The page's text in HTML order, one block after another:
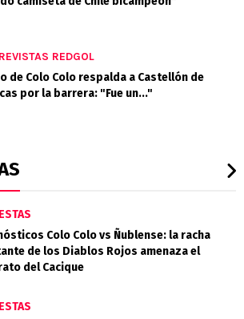
REDGOL
de Colo Colo respalda a Castellón de
por la barrera: "Fue un..."
Colo Colo vs Ñublense: la racha
de los Diablos Rojos amenaza el
del Cacique